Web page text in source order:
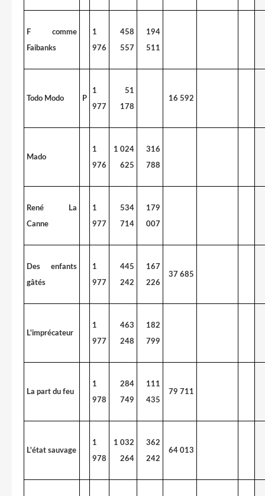
F comme
Faibanks
1
976
458
557
194
511
Todo Modo P
1
977
51
178
16 592
Mado
1
976
1 024
625
316
788
René La
Canne
1
977
534
714
179
007
Des enfants
gâtés
1
977
445
242
167
226
37 685
L'imprécateur
1
977
463
248
182
799
La part du feu
1
978
284
749
111
435
79 711
L'état sauvage
1
978
1 032
264
362
242
64 013